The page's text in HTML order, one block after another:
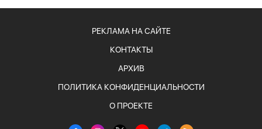
РЕКЛАМА НА САЙТЕ
КОНТАКТЫ
АРХИВ
ПОЛИТИКА КОНФИДЕНЦИАЛЬНОСТИ
О ПРОЕКТЕ